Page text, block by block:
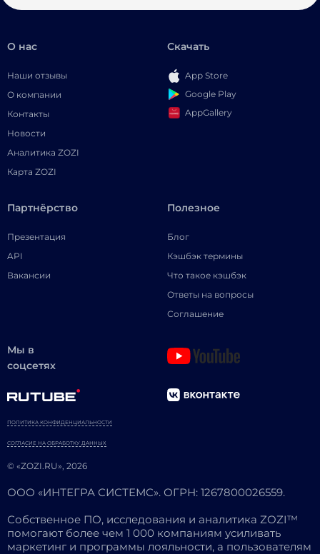
О нас
Наши отзывы
О компании
Контакты
Новости
Аналитика ZOZI
Карта ZOZI
Скачать
App Store
Google Play
AppGallery
Партнёрство
Презентация
API
Вакансии
Полезное
Блог
Кэшбэк термины
Что такое кэшбэк
Ответы на вопросы
Соглашение
Мы в
соцсетях
© «ZOZI.RU», 2026
ПОЛИТИКА КОНФИДЕНЦИАЛЬНОСТИ
СОГЛАСИЕ НА ОБРАБОТКУ ДАННЫХ
ООО «ИНТЕГРА СИСТЕМС». ОГРН: 1267800026559.
Собственное ПО, исследования и аналитика ZOZI™
помогают более чем 1 000 компаниям усиливать
маркетинг и программы лояльности, а пользователям